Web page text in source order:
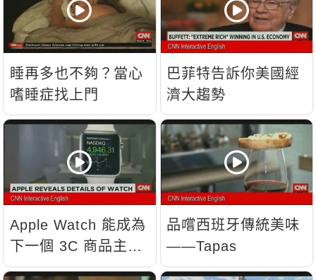
睡再多也不夠？當心
嗜睡症找上門
巴菲特告訴你美國經
濟大趨勢
Apple Watch 能成為
下一個 3C 商品主
流？
品嚐西班牙傳統美味
——Tapas